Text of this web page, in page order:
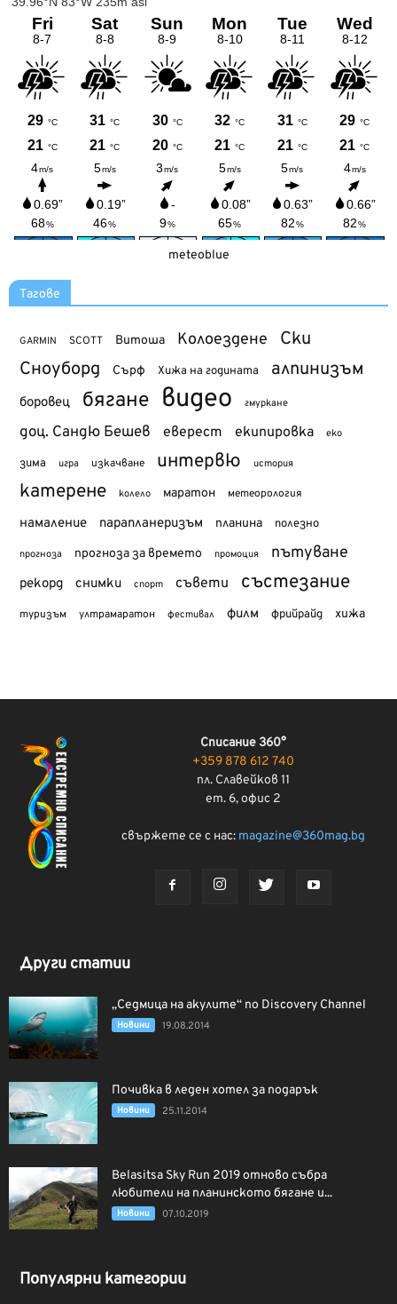
meteoblue
Тагове
GARMIN SCOTT Витоша Колоездене Ски
Сноуборд Сърф Хижа на годината алпинизъм
боровец бягане видео гмуркане
доц. Сандю Бешев еверест екипировка еко
зима игра изкачване интервю история
катерене колело маратон метеорология
намаление парапланеризъм планина полезно
прогноза прогноза за времето промоция пътуване
рекорд снимки спорт съвети състезание
туризъм ултрамаратон фестивал филм фрийрайд хижа
Списание 360°
+359 878 612 740
пл. Славейков 11
ет. 6, офис 2
свържете се с нас: magazine@360mag.bg
Други статии
„Седмица на акулите“ по Discovery Channel
Новини 19.08.2014
Почивка в леден хотел за подарък
Новини 25.11.2014
Belasitsa Sky Run 2019 отново събра
любители на планинското бягане и...
Новини 07.10.2019
Популярни категории